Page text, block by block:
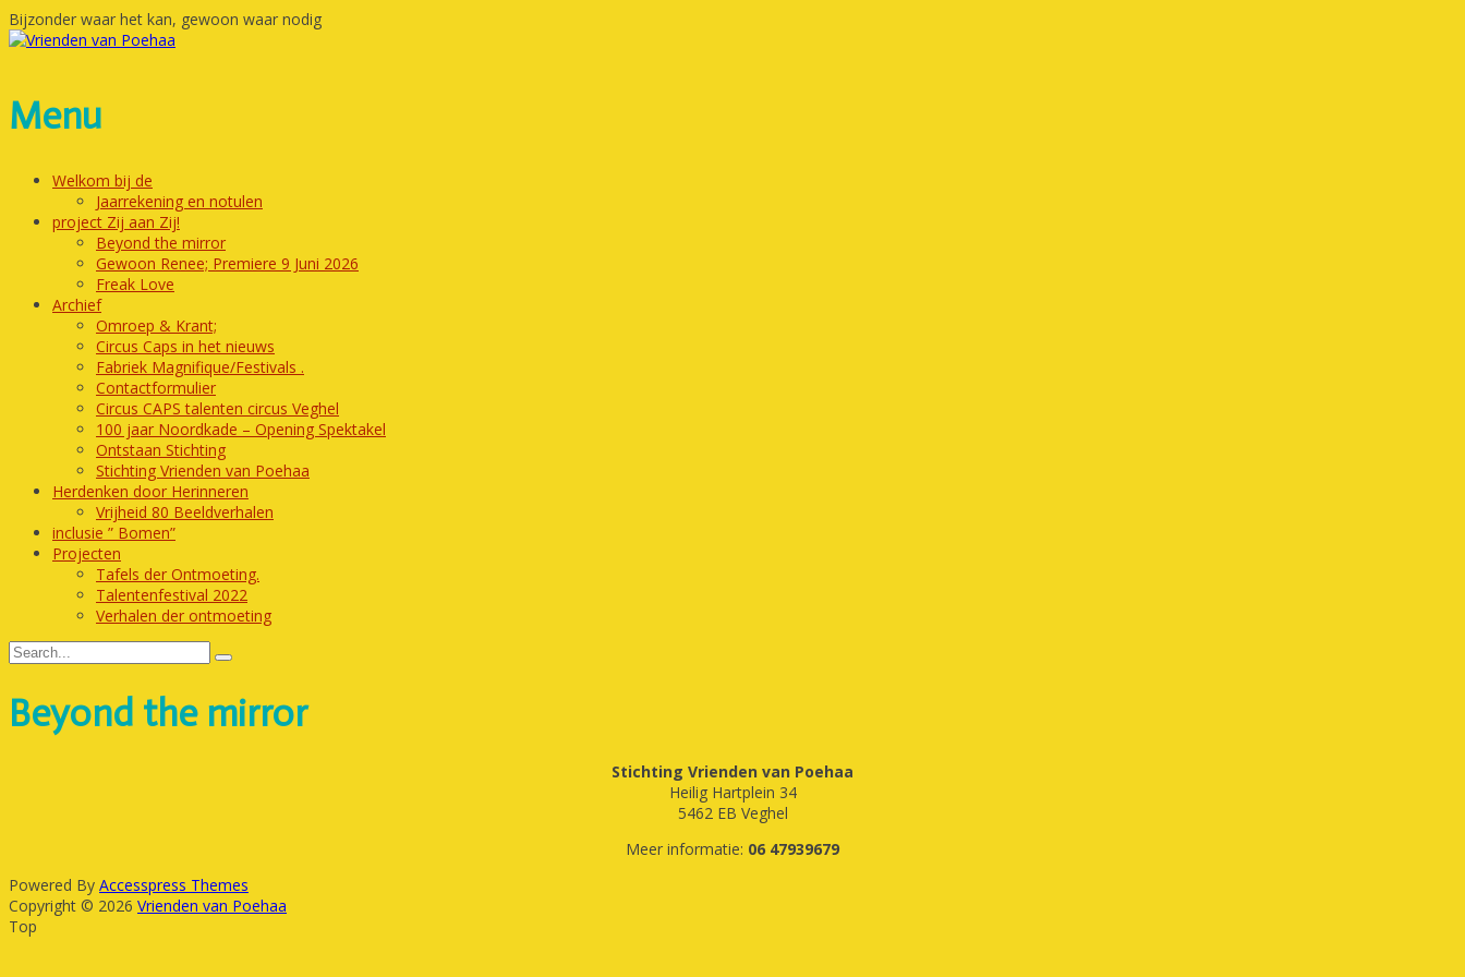
Bijzonder waar het kan, gewoon waar nodig
Menu
Welkom bij de
Jaarrekening en notulen
project Zij aan Zij!
Beyond the mirror
Gewoon Renee; Premiere 9 Juni 2026
Freak Love
Archief
Omroep & Krant;
Circus Caps in het nieuws
Fabriek Magnifique/Festivals .
Contactformulier
Circus CAPS talenten circus Veghel
100 jaar Noordkade – Opening Spektakel
Ontstaan Stichting
Stichting Vrienden van Poehaa
Herdenken door Herinneren
Vrijheid 80 Beeldverhalen
inclusie ” Bomen”
Projecten
Tafels der Ontmoeting.
Talentenfestival 2022
Verhalen der ontmoeting
Beyond the mirror
Stichting Vrienden van Poehaa
Heilig Hartplein 34
5462 EB Veghel
Meer informatie: 06 47939679
Powered By Accesspress Themes
Copyright © 2026 Vrienden van Poehaa
Top